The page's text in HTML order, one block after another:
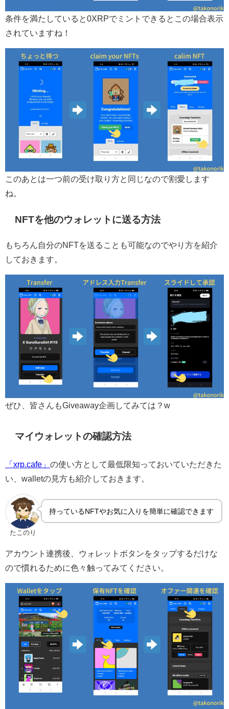
条件を満たしていると0XRPでミントできるとこの場合表示
されていますね！
このあとは一つ前の受け取り方と同じなので割愛します
ね。
NFTを他のウォレットに送る方法
もちろん自分のNFTを送ることも可能なのでやり方を紹介
しておきます。
ぜひ、皆さんもGiveaway企画してみては？w
マイウォレットの確認方法
「xrp.cafe」 の使い方として最低限知っておいていただきた
い、walletの見方も紹介しておきます。
たこのり
持っているNFTやお気に入りを簡単に確認できます
アカウント連携後、ウォレットボタンをタップするだけな
ので慣れるために色々触ってみてください。